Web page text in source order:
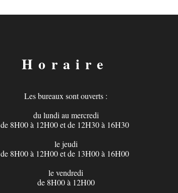
Horaire
Les bureaux sont ouverts :
du lundi au mercredi
de 8H00 à 12H00 et de 12H30 à 16H30
le jeudi
de 8H00 à 12H00 et de 13H00 à 16H00​
le vendredi
de 8H00 à 12H00